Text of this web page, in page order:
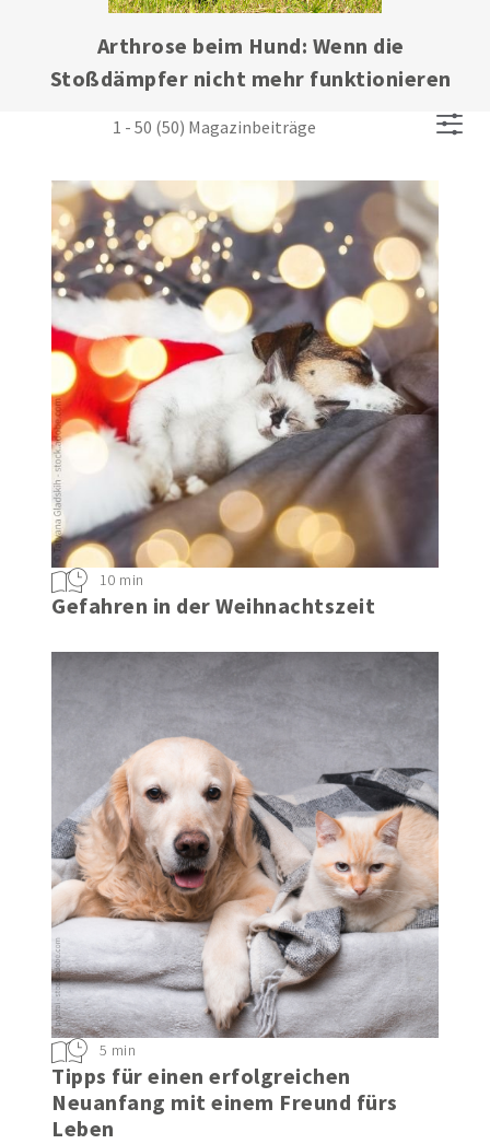
Arthrose beim Hund: Wenn die
Stoßdämpfer nicht mehr funktionieren
1 - 50 (50) Magazinbeiträge
Gefahren in der Weihnachtszeit
10 min
Tipps für einen erfolgreichen
Neuanfang mit einem Freund fürs
Leben
5 min